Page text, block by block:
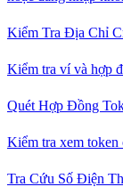
Kiểm Tra Địa Chỉ
Kiểm tra ví và hợp
Quét Hợp Đồng
Kiểm tra xem
Tra Cứu Số Điện